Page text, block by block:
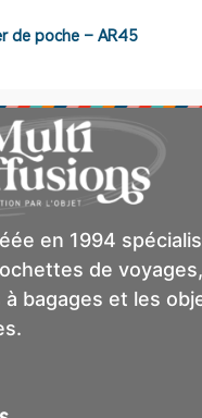
de poche – AR45
en 1994
de voyages,
bagages et les